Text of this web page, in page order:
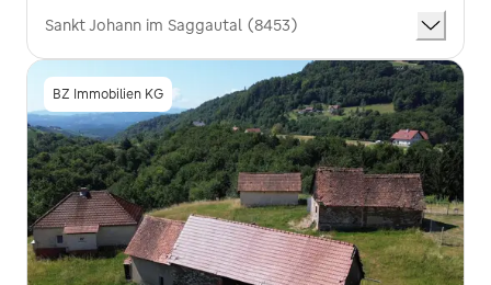
Sankt Johann im Saggautal (8453)
BZ Immobilien KG